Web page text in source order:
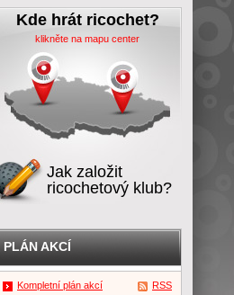
Kde hrát ricochet?
klikněte na mapu center
Jak založit
ricochetový klub?
PLÁN AKCÍ
Kompletní plán akcí RSS